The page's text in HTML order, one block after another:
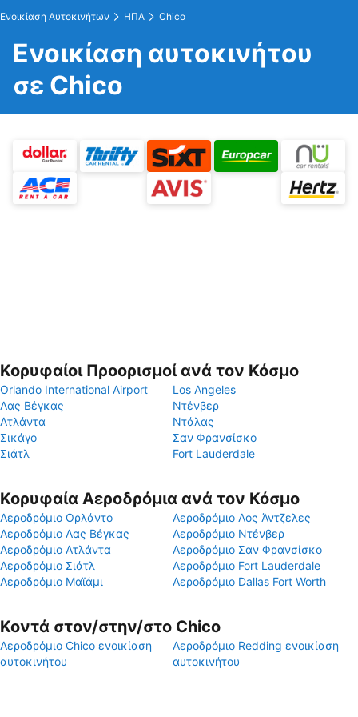
Ενοικίαση Αυτοκινήτων ΗΠΑ Chico
Ενοικίαση αυτοκινήτου
σε Chico
Κορυφαίοι Προορισμοί ανά τον Κόσμο
Orlando International Airport
Los Angeles
Λας Βέγκας
Ντένβερ
Ατλάντα
Ντάλας
Σικάγο
Σαν Φρανσίσκο
Σιάτλ
Fort Lauderdale
Κορυφαία Αεροδρόμια ανά τον Κόσμο
Αεροδρόμιο Ορλάντο
Αεροδρόμιο Λος Άντζελες
Αεροδρόμιο Λας Βέγκας
Αεροδρόμιο Ντένβερ
Αεροδρόμιο Ατλάντα
Αεροδρόμιο Σαν Φρανσίσκο
Αεροδρόμιο Σιάτλ
Αεροδρόμιο Fort Lauderdale
Αεροδρόμιο Μαϊάμι
Αεροδρόμιο Dallas Fort Worth
Κοντά στον/στην/στο Chico
Αεροδρόμιο Chico ενοικίαση
αυτοκινήτου
Αεροδρόμιο Redding ενοικίαση
αυτοκινήτου